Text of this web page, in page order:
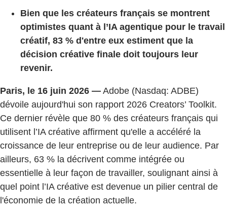
Bien que les créateurs français se montrent
optimistes quant à l’IA agentique pour le travail
créatif, 83 % d'entre eux estiment que la
décision créative finale doit toujours leur
revenir.
Paris, le 16 juin 2026 — Adobe (Nasdaq: ADBE)
dévoile aujourd'hui son rapport 2026 Creators’ Toolkit.
Ce dernier révèle que 80 % des créateurs français qui
utilisent l’IA créative affirment qu'elle a accéléré la
croissance de leur entreprise ou de leur audience. Par
ailleurs, 63 % la décrivent comme intégrée ou
essentielle à leur façon de travailler, soulignant ainsi à
quel point l’IA créative est devenue un pilier central de
l'économie de la création actuelle.